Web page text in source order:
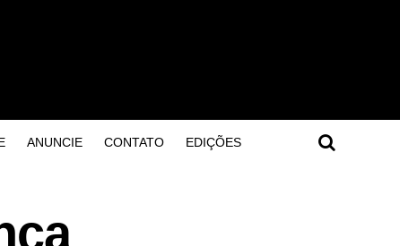
ANUNCIE CONTATO EDIÇÕES